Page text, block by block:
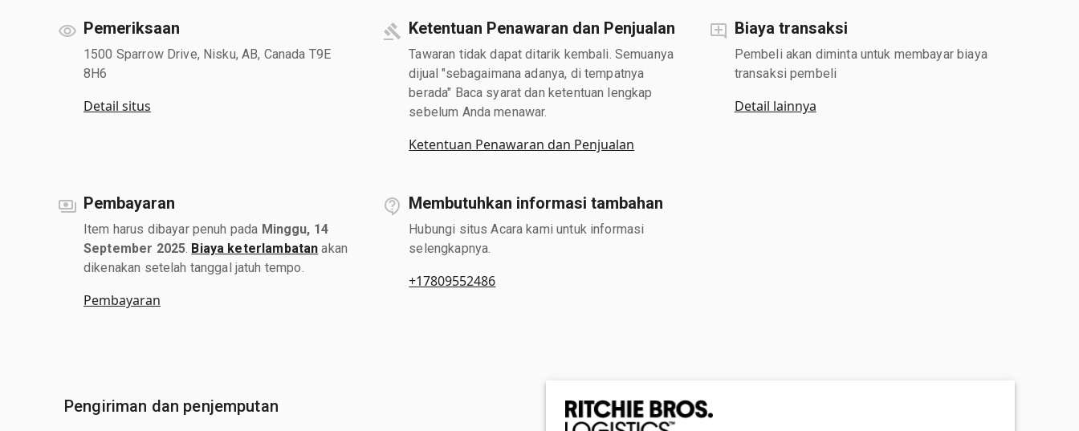
Pemeriksaan
1500 Sparrow Drive, Nisku, AB, Canada T9E
8H6
Detail situs
Ketentuan Penawaran dan Penjualan
Tawaran tidak dapat ditarik kembali. Semuanya
dijual "sebagaimana adanya, di tempatnya
berada" Baca syarat dan ketentuan lengkap
sebelum Anda menawar.
Ketentuan Penawaran dan Penjualan
Biaya transaksi
Pembeli akan diminta untuk membayar biaya
transaksi pembeli
Detail lainnya
Pembayaran
Item harus dibayar penuh pada Minggu, 14
September 2025 Biaya keterlambatan akan
dikenakan setelah tanggal jatuh tempo.
Pembayaran
Membutuhkan informasi tambahan
Hubungi situs Acara kami untuk informasi
selengkapnya.
+17809552486
Pengiriman dan penjemputan